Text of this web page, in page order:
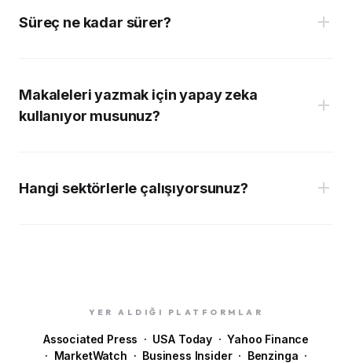
Süreç ne kadar sürer?
3-5 Gün:
Makaleleri yazmak için yapay zeka
kullanıyor musunuz?
Hangi sektörlerle çalışıyorsunuz?
YER ALDIĞI PLATFORMLAR
Associated Press · USA Today · Yahoo Finance
· MarketWatch · Business Insider · Benzinga ·